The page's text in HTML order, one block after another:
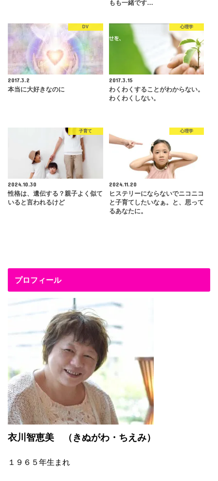
もも一緒です…
DV
2017.3.2
本当に大好きなのに
心理学
2017.3.15
わくわくすることがわからない。
わくわくしない。
子育て
2024.10.30
性格は、遺伝する？親子よく似て
いると言われるけど
心理学
2024.11.20
ヒステリーにならないでニコニコ
と子育てしたいなぁ。と、思って
るあなたに。
プロフィール
衣川智恵美 （きぬがわ・ちえみ）
１９６５年生まれ